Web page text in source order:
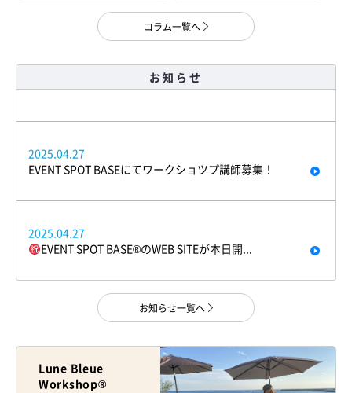
コラム一覧へ
お知らせ
2025.04.27
EVENT SPOT BASEにてワークショツプ講師募集！
2025.04.27
EVENT SPOT BASE®︎のWEB SITEが本日開...
お知らせ一覧へ
Lune Bleue
Workshop®